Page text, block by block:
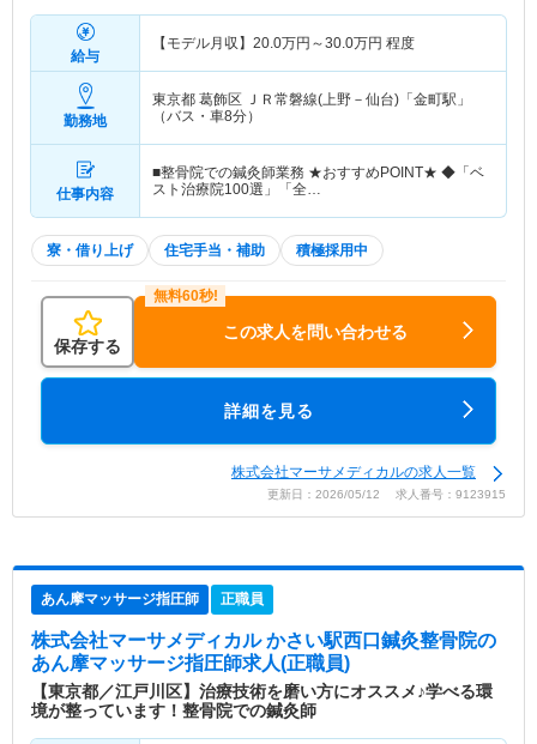
給与
【モデル月収】 20.0万円～30.0万円 程度
勤務地
東京都 葛飾区 ＪＲ常磐線(上野－仙台)「金町駅」
（バス・車8分）
仕事内容
■整骨院での鍼灸師業務 ★おすすめPOINT★ ◆「ベ
スト治療院100選」「全…
寮・借り上げ 住宅手当・補助 積極採用中
保存する
この求人を問い合わせる
詳細を見る
株式会社マーサメディカルの求人一覧
更新日：2026/05/12 求人番号：9123915
あん摩マッサージ指圧師 正職員
株式会社マーサメディカル かさい駅西口鍼灸整骨院の
あん摩マッサージ指圧師求人(正職員)
【東京都／江戸川区】治療技術を磨い方にオススメ♪学べる環
境が整っています！整骨院での鍼灸師